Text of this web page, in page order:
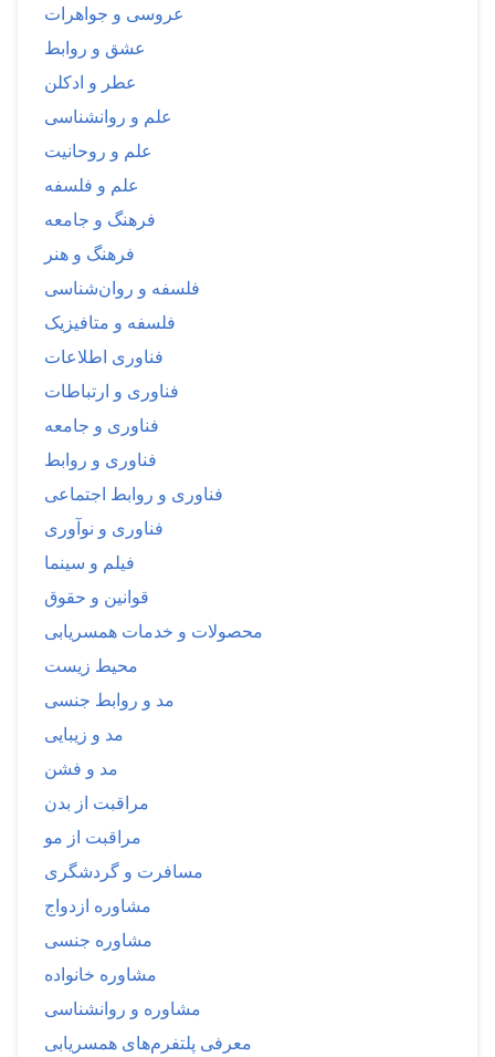
عروسی و جواهرات
عشق و روابط
عطر و ادکلن
علم و روانشناسی
علم و روحانیت
علم و فلسفه
فرهنگ و جامعه
فرهنگ و هنر
فلسفه و روان‌شناسی
فلسفه و متافیزیک
فناوری اطلاعات
فناوری و ارتباطات
فناوری و جامعه
فناوری و روابط
فناوری و روابط اجتماعی
فناوری و نوآوری
فیلم و سینما
قوانین و حقوق
محصولات و خدمات همسریابی
محیط زیست
مد و روابط جنسی
مد و زیبایی
مد و فشن
مراقبت از بدن
مراقبت از مو
مسافرت و گردشگری
مشاوره ازدواج
مشاوره جنسی
مشاوره خانواده
مشاوره و روانشناسی
معرفی پلتفرم‌های همسریابی